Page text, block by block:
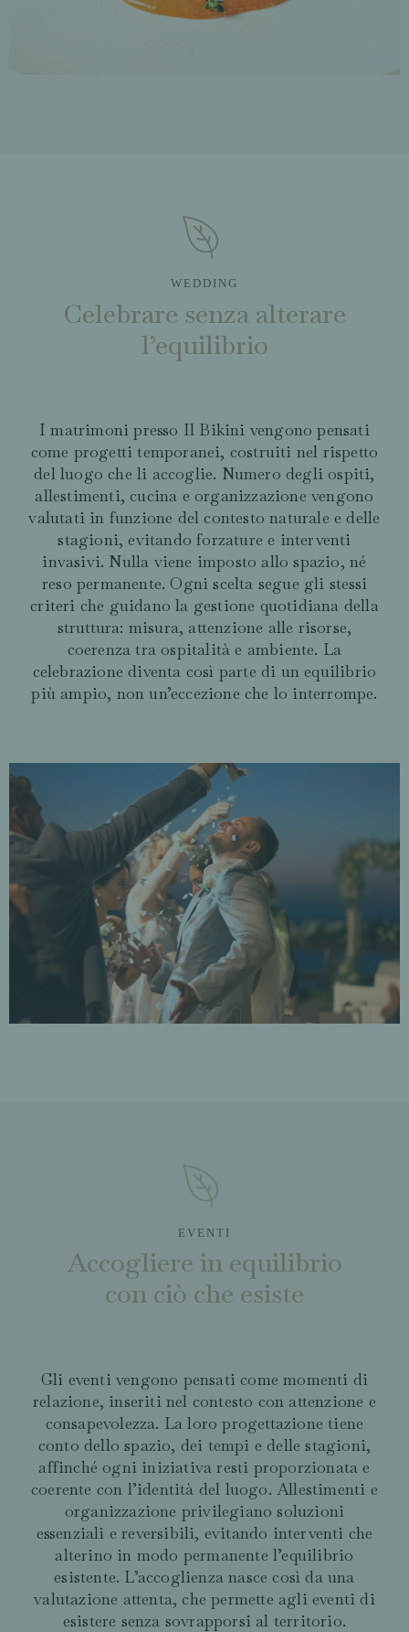
WEDDING
Celebrare senza alterare
l’equilibrio
I matrimoni presso Il Bikini vengono pensati
come progetti temporanei, costruiti nel rispetto
del luogo che li accoglie. Numero degli ospiti,
allestimenti, cucina e organizzazione vengono
valutati in funzione del contesto naturale e delle
stagioni, evitando forzature e interventi
invasivi. Nulla viene imposto allo spazio, né
reso permanente. Ogni scelta segue gli stessi
criteri che guidano la gestione quotidiana della
struttura: misura, attenzione alle risorse,
coerenza tra ospitalità e ambiente. La
celebrazione diventa così parte di un equilibrio
più ampio, non un’eccezione che lo interrompe.
EVENTI
Accogliere in equilibrio
con ciò che esiste
Gli eventi vengono pensati come momenti di
relazione, inseriti nel contesto con attenzione e
consapevolezza. La loro progettazione tiene
conto dello spazio, dei tempi e delle stagioni,
affinché ogni iniziativa resti proporzionata e
coerente con l’identità del luogo. Allestimenti e
organizzazione privilegiano soluzioni
essenziali e reversibili, evitando interventi che
alterino in modo permanente l’equilibrio
esistente. L’accoglienza nasce così da una
valutazione attenta, che permette agli eventi di
esistere senza sovrapporsi al territorio.